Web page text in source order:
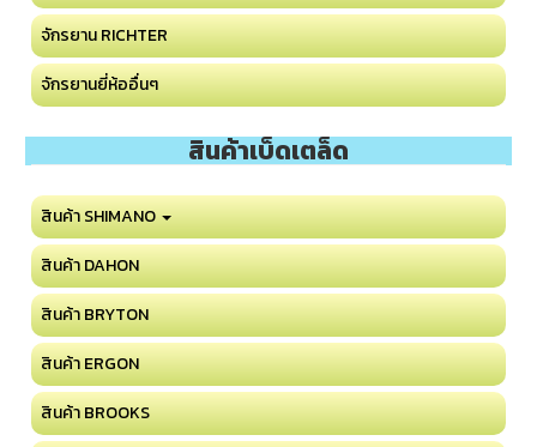
จักรยาน RICHTER
จักรยานยี่ห้ออื่นๆ
สินค้าเบ็ดเตล็ด
สินค้า SHIMANO
สินค้า DAHON
สินค้า BRYTON
สินค้า ERGON
สินค้า BROOKS